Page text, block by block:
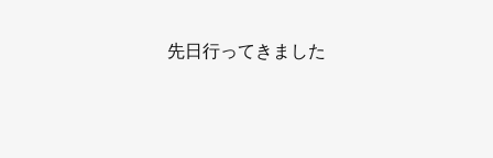
先日行ってきました